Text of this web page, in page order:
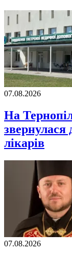
07.08.2026
На
звернулася
лікарів
07.08.2026